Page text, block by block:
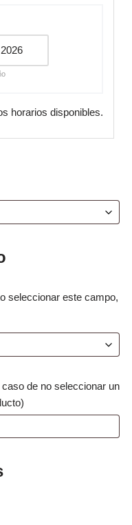
horarios disponibles.
seleccionar este campo,
de no seleccionar un